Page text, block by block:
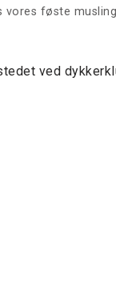
vores føste
ved